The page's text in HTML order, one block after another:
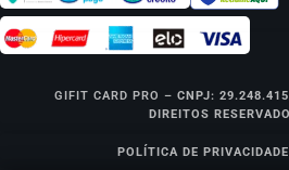
GIFIT CARD PRO – CNPJ:
DIREITOS
POLÍTICA DE PRIVACIDADE